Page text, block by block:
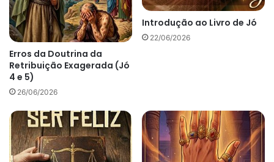
Erros da Doutrina da
Retribuição Exagerada (Jó
4 e 5)
26/06/2026
Introdução ao Livro de Jó
22/06/2026